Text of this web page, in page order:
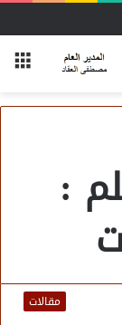
:
مقالات